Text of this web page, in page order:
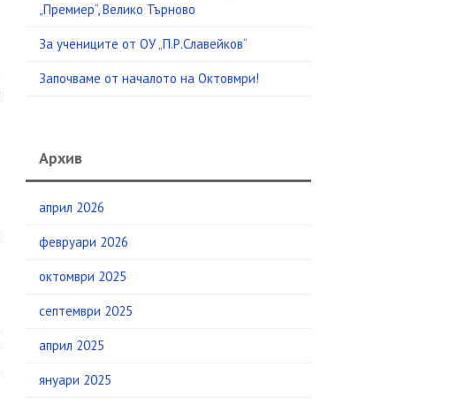
„Премиер“, Велико Търново
За учениците от ОУ „П.Р.Славейков“
Започваме от началото на Октовмри!
Архив
април 2026
февруари 2026
октомври 2025
септември 2025
април 2025
януари 2025